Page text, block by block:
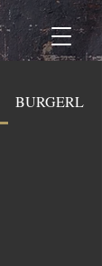
BURGERLER